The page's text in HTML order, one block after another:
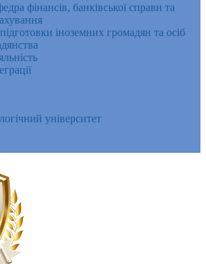
фінансів, банківської справи та
іноземних громадян та осіб
університет